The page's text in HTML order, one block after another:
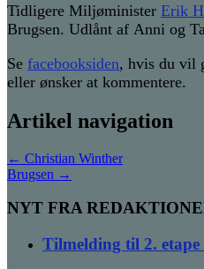
Tidligere Miljøminister Erik
Brugsen. Udlånt af Anni og
Se facebooksiden, hvis du vil
eller ønsker at kommentere.
Artikel navigation
← Christian Winther
Brugsen →
NYT FRA
Tilmelding til 2.